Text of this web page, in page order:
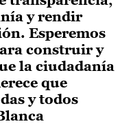
y rendir
Esperemos
construir y
la ciudadanía
que
y todos